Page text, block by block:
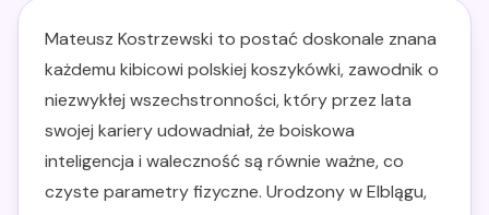
Mateusz Kostrzewski to postać doskonale znana
każdemu kibicowi polskiej koszykówki, zawodnik o
niezwykłej wszechstronności, który przez lata
swojej kariery udowadniał, że boiskowa
inteligencja i waleczność są równie ważne, co
czyste parametry fizyczne. Urodzony w Elblągu,